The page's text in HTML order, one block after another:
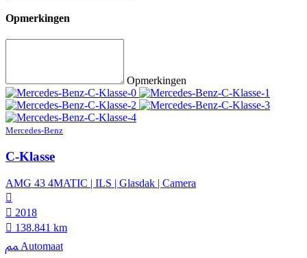
Opmerkingen
Opmerkingen
Mercedes-Benz
C-Klasse
AMG 43 4MATIC | ILS | Glasdak | Camera
2018
138.841 km
Automaat